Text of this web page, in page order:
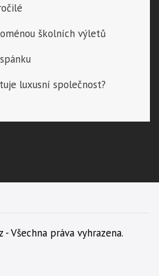
školních výletů
luxusní společnost?
Všechna práva vyhrazena.